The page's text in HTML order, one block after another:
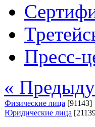
Пресс-
«
Физические лица [91143]
Юридические лица